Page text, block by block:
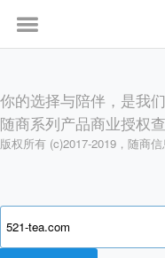
你的选择与陪伴，是我
随商系列产品商业授权
版权所有 (c)2017-2019，随商